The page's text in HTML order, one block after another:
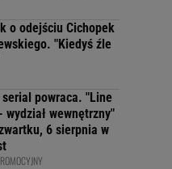
o odejściu Cichopek
"Kiedyś źle
serial powraca. "Line
wydział wewnętrzny"
6 sierpnia w